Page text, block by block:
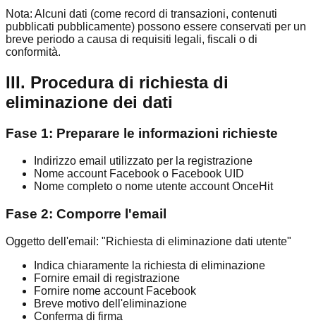
Nota: Alcuni dati (come record di transazioni, contenuti
pubblicati pubblicamente) possono essere conservati per un
breve periodo a causa di requisiti legali, fiscali o di
conformità.
III. Procedura di richiesta di
eliminazione dei dati
Fase 1: Preparare le informazioni richieste
Indirizzo email utilizzato per la registrazione
Nome account Facebook o Facebook UID
Nome completo o nome utente account OnceHit
Fase 2: Comporre l'email
Oggetto dell'email: "Richiesta di eliminazione dati utente"
Indica chiaramente la richiesta di eliminazione
Fornire email di registrazione
Fornire nome account Facebook
Breve motivo dell'eliminazione
Conferma di firma